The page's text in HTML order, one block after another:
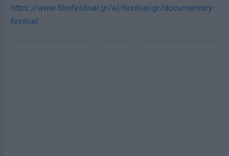
https://www.filmfestival.gr/el/festival-gr/documentary-
festival.